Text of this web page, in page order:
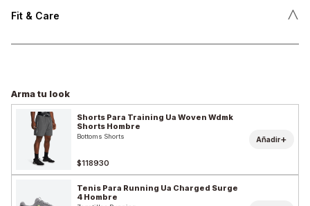
Fit & Care ˄
Arma tu look
Shorts Para Training Ua Woven Wdmk
Shorts Hombre
Bottoms Shorts
$118930
Añadir+
Tenis Para Running Ua Charged Surge
4 Hombre